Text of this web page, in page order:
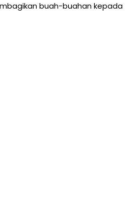
buah-buahan kepada